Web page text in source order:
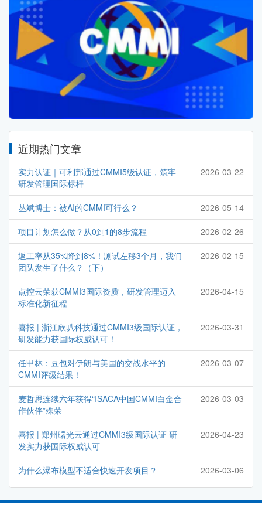
近期热门文章
实力认证｜可利邦通过CMMI5级认证，筑牢
研发管理国际标杆
2026-03-22
丛斌博士：被AI的CMMI可行么？ 2026-05-14
项目计划怎么做？从0到1的8步流程 2026-02-26
返工率从35%降到8%！测试左移3个月，我们
团队发生了什么？（下）
2026-02-15
点控云荣获CMMI3国际资质，研发管理迈入
标准化新征程
2026-04-15
喜报 | 浙江欣叭科技通过CMMI3级国际认证，
研发能力获国际权威认可！
2026-03-31
任甲林：豆包对伊朗与美国的交战水平的
CMMI评级结果！
2026-03-07
麦哲思连续六年获得“ISACA中国CMMI白金合
作伙伴”殊荣
2026-03-03
喜报 | 郑州曙光云通过CMMI3级国际认证 研
发实力获国际权威认可
2026-04-23
为什么瀑布模型不适合快速开发项目？ 2026-03-06